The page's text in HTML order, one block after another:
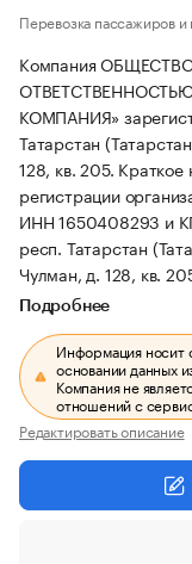
Перевозка пассажиров и
Компания
КОМПАНИЯ»
Татарстан
128, кв. 205.
регистрации
ИНН 1650408293 и
респ. Татарстан
Чулман, д. 128, кв.
Подробнее
Информация носит
основании данных
Компания не
отношений с
Редактировать описание